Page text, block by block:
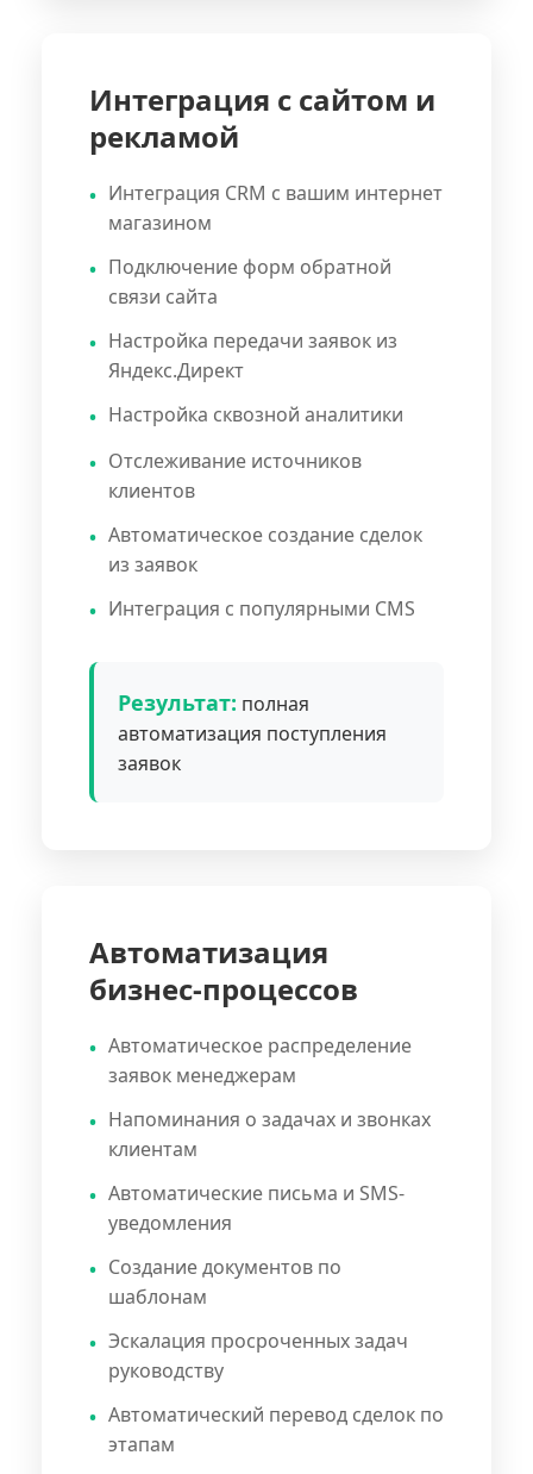
Интеграция с сайтом и
рекламой
Интеграция CRM с вашим интернет
магазином
Подключение форм обратной
связи сайта
Настройка передачи заявок из
Яндекс.Директ
Настройка сквозной аналитики
Отслеживание источников
клиентов
Автоматическое создание сделок
из заявок
Интеграция с популярными CMS
Результат: полная
автоматизация поступления
заявок
Автоматизация
бизнес-процессов
Автоматическое распределение
заявок менеджерам
Напоминания о задачах и звонках
клиентам
Автоматические письма и SMS-
уведомления
Создание документов по
шаблонам
Эскалация просроченных задач
руководству
Автоматический перевод сделок по
этапам